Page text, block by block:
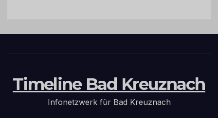
Timeline Bad Kreuznach
Infonetzwerk für Bad Kreuznach